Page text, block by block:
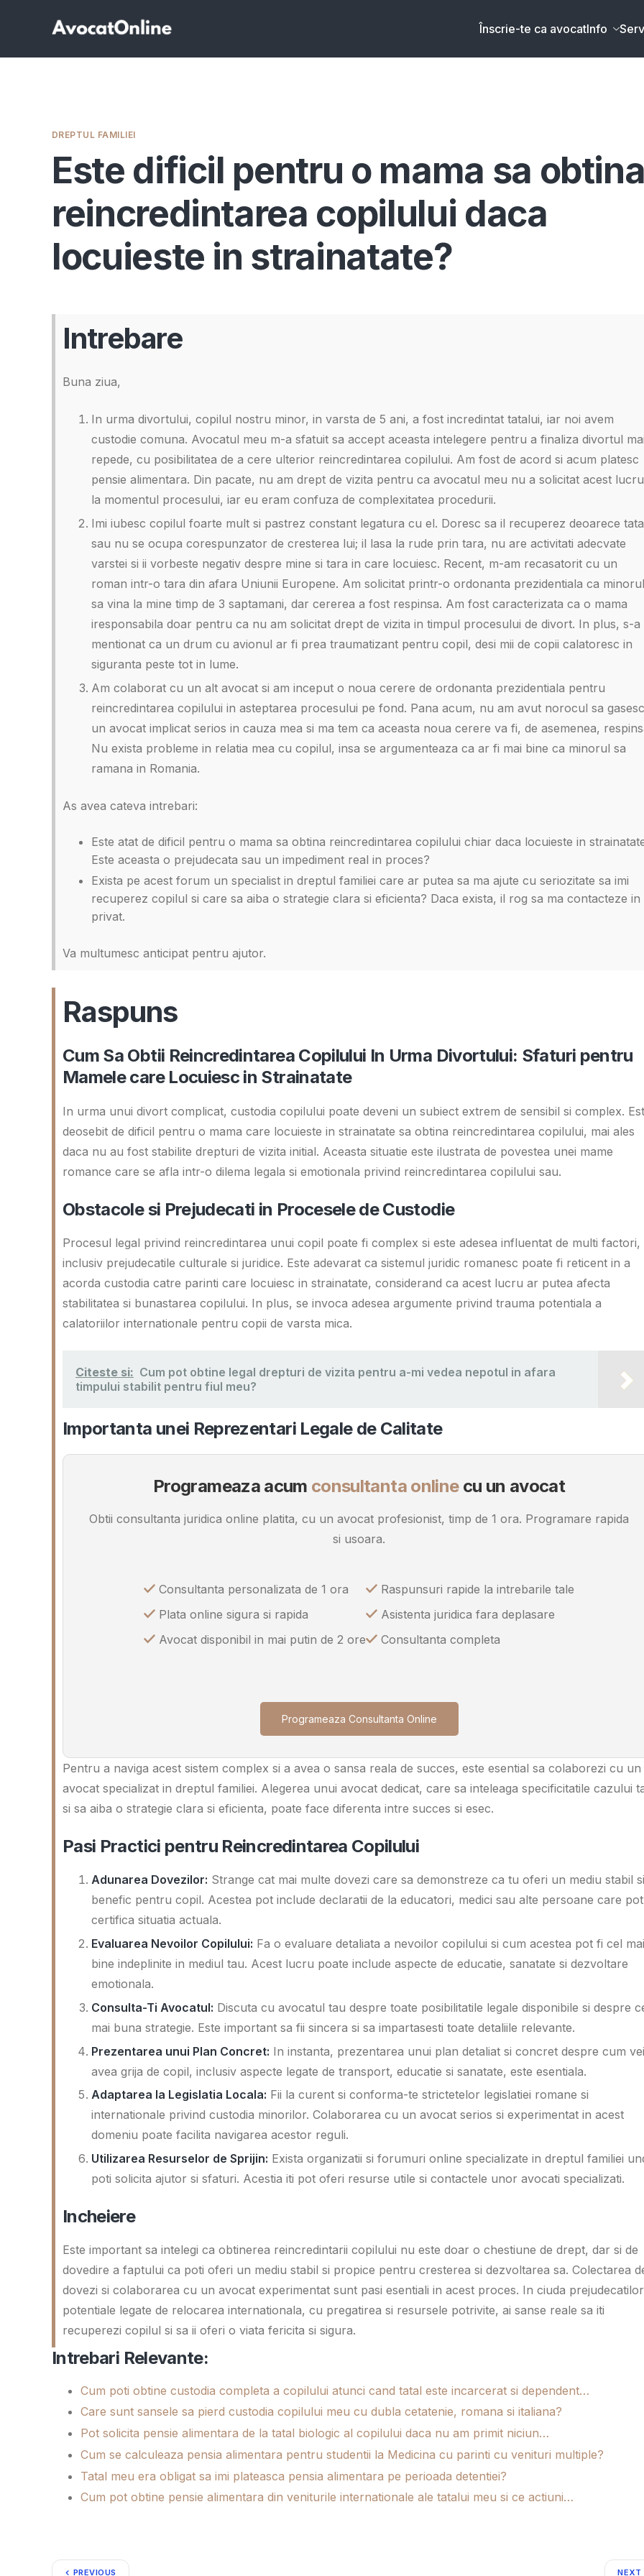
Înscrie-te ca avocatInfo
DREPTUL FAMILIEI
Este dificil pentru o mama sa
reincredintarea copilului daca
locuieste in strainatate?
Intrebare
Buna ziua,
In urma divortului, copilul nostru minor, in varsta de 5 ani, a fost incredintat tatalui, iar noi avem
custodie comuna. Avocatul meu m-a sfatuit sa accept aceasta intelegere pentru a finaliza divortul
repede, cu posibilitatea de a cere ulterior reincredintarea copilului. Am fost de acord si acum platesc
pensie alimentara. Din pacate, nu am drept de vizita pentru ca avocatul meu nu a solicitat acest lucru
la momentul procesului, iar eu eram confuza de complexitatea procedurii.
Imi iubesc copilul foarte mult si pastrez constant legatura cu el. Doresc sa il recuperez deoarece
sau nu se ocupa corespunzator de cresterea lui; il lasa la rude prin tara, nu are activitati adecvate
varstei si ii vorbeste negativ despre mine si tara in care locuiesc. Recent, m-am recasatorit cu un
roman intr-o tara din afara Uniunii Europene. Am solicitat printr-o ordonanta prezidentiala ca minorul
sa vina la mine timp de 3 saptamani, dar cererea a fost respinsa. Am fost caracterizata ca o mama
iresponsabila doar pentru ca nu am solicitat drept de vizita in timpul procesului de divort. In plus, s-a
mentionat ca un drum cu avionul ar fi prea traumatizant pentru copil, desi mii de copii calatoresc in
siguranta peste tot in lume.
Am colaborat cu un alt avocat si am inceput o noua cerere de ordonanta prezidentiala pentru
reincredintarea copilului in asteptarea procesului pe fond. Pana acum, nu am avut norocul sa gasesc
un avocat implicat serios in cauza mea si ma tem ca aceasta noua cerere va fi, de asemenea,
Nu exista probleme in relatia mea cu copilul, insa se argumenteaza ca ar fi mai bine ca minorul sa
ramana in Romania.
As avea cateva intrebari:
Este atat de dificil pentru o mama sa obtina reincredintarea copilului chiar daca locuieste in
Este aceasta o prejudecata sau un impediment real in proces?
Exista pe acest forum un specialist in dreptul familiei care ar putea sa ma ajute cu seriozitate sa imi
recuperez copilul si care sa aiba o strategie clara si eficienta? Daca exista, il rog sa ma contacteze in
privat.
Va multumesc anticipat pentru ajutor.
Raspuns
Cum Sa Obtii Reincredintarea Copilului In Urma Divortului: Sfaturi pentru
Mamele care Locuiesc in Strainatate
In urma unui divort complicat, custodia copilului poate deveni un subiect extrem de sensibil si complex.
deosebit de dificil pentru o mama care locuieste in strainatate sa obtina reincredintarea copilului, mai ales
daca nu au fost stabilite drepturi de vizita initial. Aceasta situatie este ilustrata de povestea unei mame
romance care se afla intr-o dilema legala si emotionala privind reincredintarea copilului sau.
Obstacole si Prejudecati in Procesele de Custodie
Procesul legal privind reincredintarea unui copil poate fi complex si este adesea influentat de multi factori,
inclusiv prejudecatile culturale si juridice. Este adevarat ca sistemul juridic romanesc poate fi reticent in a
acorda custodia catre parinti care locuiesc in strainatate, considerand ca acest lucru ar putea afecta
stabilitatea si bunastarea copilului. In plus, se invoca adesea argumente privind trauma potentiala a
calatoriilor internationale pentru copii de varsta mica.
Citeste si: Cum pot obtine legal drepturi de vizita pentru a-mi vedea nepotul in afara
timpului stabilit pentru fiul meu?
Importanta unei Reprezentari Legale de Calitate
Programeaza acum consultanta onlinecu un avocat
Obtii consultanta juridica online platita, cu un avocat profesionist, timp de 1 ora. Programare rapida
si usoara.
Consultanta personalizata de 1 ora
Plata online sigura si rapida
Avocat disponibil in mai putin de 2 ore
Raspunsuri rapide la intrebarile tale
Asistenta juridica fara deplasare
Consultanta completa
Programeaza Consultanta Online
Pentru a naviga acest sistem complex si a avea o sansa reala de succes, este esential sa colaborezi cu un
avocat specializat in dreptul familiei. Alegerea unui avocat dedicat, care sa inteleaga specificitatile cazului
si sa aiba o strategie clara si eficienta, poate face diferenta intre succes si esec.
Pasi Practici pentru Reincredintarea Copilului
Adunarea Dovezilor: Strange cat mai multe dovezi care sa demonstreze ca tu oferi un mediu stabil si
benefic pentru copil. Acestea pot include declaratii de la educatori, medici sau alte persoane care pot
certifica situatia actuala.
Evaluarea Nevoilor Copilului: Fa o evaluare detaliata a nevoilor copilului si cum acestea pot fi cel mai
bine indeplinite in mediul tau. Acest lucru poate include aspecte de educatie, sanatate si dezvoltare
emotionala.
Consulta-Ti Avocatul: Discuta cu avocatul tau despre toate posibilitatile legale disponibile si despre
mai buna strategie. Este important sa fii sincera si sa impartasesti toate detaliile relevante.
Prezentarea unui Plan Concret: In instanta, prezentarea unui plan detaliat si concret despre cum vei
avea grija de copil, inclusiv aspecte legate de transport, educatie si sanatate, este esentiala.
Adaptarea la Legislatia Locala: Fii la curent si conforma-te strictetelor legislatiei romane si
internationale privind custodia minorilor. Colaborarea cu un avocat serios si experimentat in acest
domeniu poate facilita navigarea acestor reguli.
Utilizarea Resurselor de Sprijin: Exista organizatii si forumuri online specializate in dreptul familiei
poti solicita ajutor si sfaturi. Acestia iti pot oferi resurse utile si contactele unor avocati specializati.
Incheiere
Este important sa intelegi ca obtinerea reincredintarii copilului nu este doar o chestiune de drept, dar si de
dovedire a faptului ca poti oferi un mediu stabil si propice pentru cresterea si dezvoltarea sa. Colectarea
dovezi si colaborarea cu un avocat experimentat sunt pasi esentiali in acest proces. In ciuda prejudecatilor
potentiale legate de relocarea internationala, cu pregatirea si resursele potrivite, ai sanse reale sa iti
recuperezi copilul si sa ii oferi o viata fericita si sigura.
Intrebari Relevante:
Cum poti obtine custodia completa a copilului atunci cand tatal este incarcerat si dependent…
Care sunt sansele sa pierd custodia copilului meu cu dubla cetatenie, romana si italiana?
Pot solicita pensie alimentara de la tatal biologic al copilului daca nu am primit niciun…
Cum se calculeaza pensia alimentara pentru studentii la Medicina cu parinti cu venituri multiple?
Tatal meu era obligat sa imi plateasca pensia alimentara pe perioada detentiei?
Cum pot obtine pensie alimentara din veniturile internationale ale tatalui meu si ce actiuni…
PREVIOUS NEXT